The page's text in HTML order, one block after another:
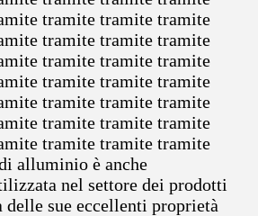
tramite tramite tramite
tramite tramite tramite
tramite tramite tramite
tramite tramite tramite
tramite tramite tramite
tramite tramite tramite
tramite tramite tramite
alluminio è anche
nel settore dei prodotti
delle sue eccellenti proprietà